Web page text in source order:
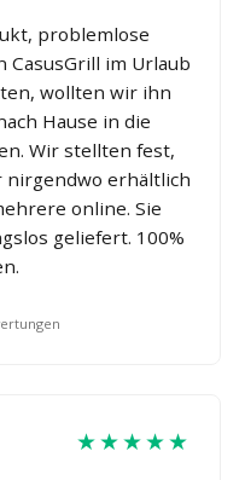
problemlose
CasusGrill im Urlaub
wollten wir ihn
Hause in die
Wir stellten fest,
nirgendwo erhältlich
online. Sie
geliefert. 100%
★★★★★